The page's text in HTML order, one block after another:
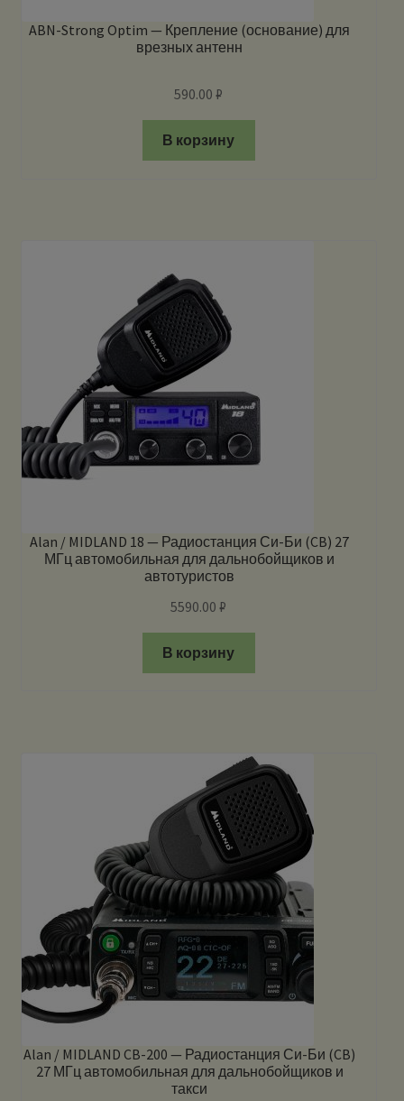
ABN-Strong Optim — Крепление (основание) для
врезных антенн
590.00₽
В корзину
Alan / MIDLAND 18 — Радиостанция Си-Би (CB) 27
МГц автомобильная для дальнобойщиков и
автотуристов
5590.00₽
В корзину
Alan / MIDLAND CB-200 — Радиостанция Си-Би (CB)
27 МГц автомобильная для дальнобойщиков и
такси